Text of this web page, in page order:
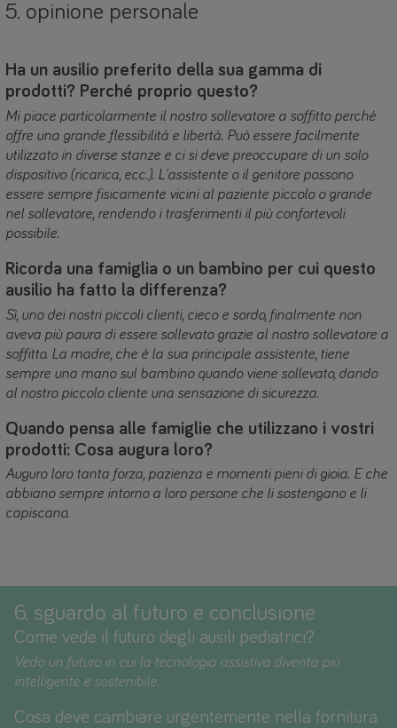
5. opinione personale
Ha un ausilio preferito della sua gamma di
prodotti? Perché proprio questo?
Mi piace particolarmente il nostro sollevatore a soffitto perché
offre una grande flessibilità e libertà. Può essere facilmente
utilizzato in diverse stanze e ci si deve preoccupare di un solo
dispositivo (ricarica, ecc.). L'assistente o il genitore possono
essere sempre fisicamente vicini al paziente piccolo o grande
nel sollevatore, rendendo i trasferimenti il più confortevoli
possibile.
Ricorda una famiglia o un bambino per cui questo
ausilio ha fatto la differenza?
Sì, uno dei nostri piccoli clienti, cieco e sordo, finalmente non
aveva più paura di essere sollevato grazie al nostro sollevatore a
soffitto. La madre, che è la sua principale assistente, tiene
sempre una mano sul bambino quando viene sollevato, dando
al nostro piccolo cliente una sensazione di sicurezza.
Quando pensa alle famiglie che utilizzano i vostri
prodotti: Cosa augura loro?
Auguro loro tanta forza, pazienza e momenti pieni di gioia. E che
abbiano sempre intorno a loro persone che li sostengano e li
capiscano.
6. sguardo al futuro e conclusione
Come vede il futuro degli ausili pediatrici?
Vedo un futuro in cui la tecnologia assistiva diventa più
intelligente e sostenibile.
Cosa deve cambiare urgentemente nella fornitura